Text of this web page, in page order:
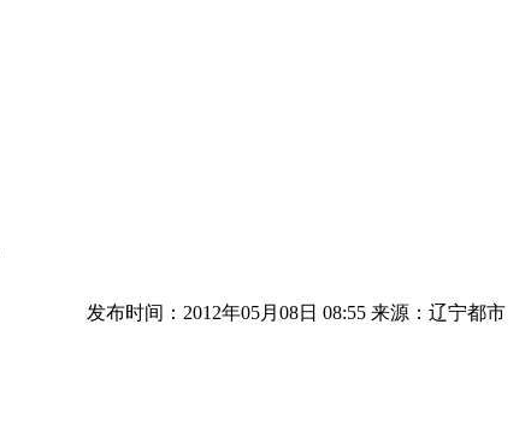
发布时间：2012年05月08日 08:55 来源：辽宁都市